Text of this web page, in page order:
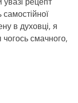
самостійної
в духовці, я
смачного,